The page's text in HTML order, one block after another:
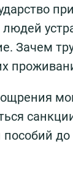
Зачем
до